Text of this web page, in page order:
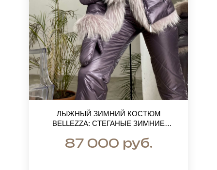
ЛЫЖНЫЙ ЗИМНИЙ КОСТЮМ
BELLEZZA: СТЕГАНЫЕ ЗИМНИЕ
АЛЬБИНОСА
87 000 руб.